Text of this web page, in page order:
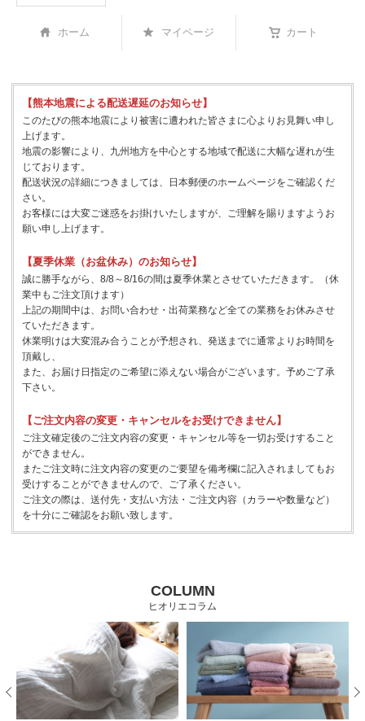
ホーム マイページ カート
【熊本地震による配送遅延のお知らせ】
このたびの熊本地震により被害に遭われた皆さまに心よりお見舞い申し
上げます。
地震の影響により、九州地方を中心とする地域で配送に大幅な遅れが生
じております。
配送状況の詳細につきましては、日本郵便のホームページをご確認くだ
さい。
お客様には大変ご迷惑をお掛けいたしますが、ご理解を賜りますようお
願い申し上げます。
【夏季休業（お盆休み）のお知らせ】
誠に勝手ながら、8/8～8/16の間は夏季休業とさせていただきます。（休
業中もご注文頂けます）
上記の期間中は、お問い合わせ・出荷業務など全ての業務をお休みさせ
ていただきます。
休業明けは大変混み合うことが予想され、発送までに通常よりお時間を
頂戴し、
また、お届け日指定のご希望に添えない場合がございます。予めご了承
下さい。
【ご注文内容の変更・キャンセルをお受けできません】
ご注文確定後のご注文内容の変更・キャンセル等を一切お受けすること
ができません。
またご注文時に注文内容の変更のご要望を備考欄に記入されましてもお
受けすることができませんので、ご了承ください。
ご注文の際は、送付先・支払い方法・ご注文内容（カラーや数量など）
を十分にご確認をお願い致します。
COLUMN
ヒオリエコラム